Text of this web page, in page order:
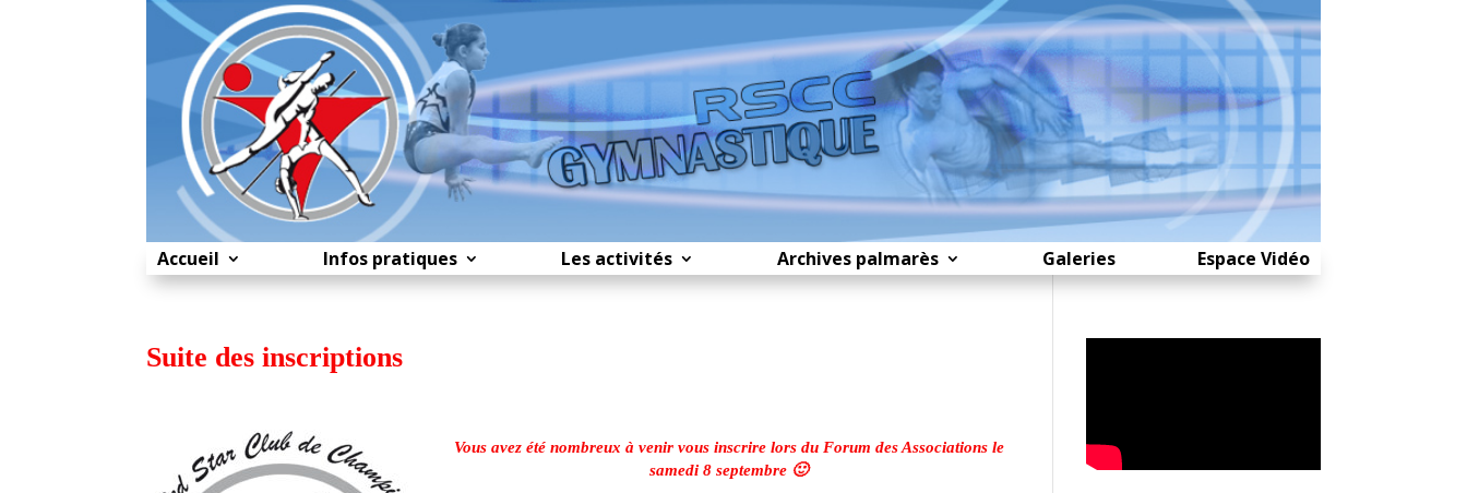
Accueil Infos pratiques Les activités Archives palmarès Galeries Espace Vidéo
Suite des inscriptions
Vous avez été nombreux à venir vous inscrire lors du Forum des Associations le
samedi 8 septembre 🙂